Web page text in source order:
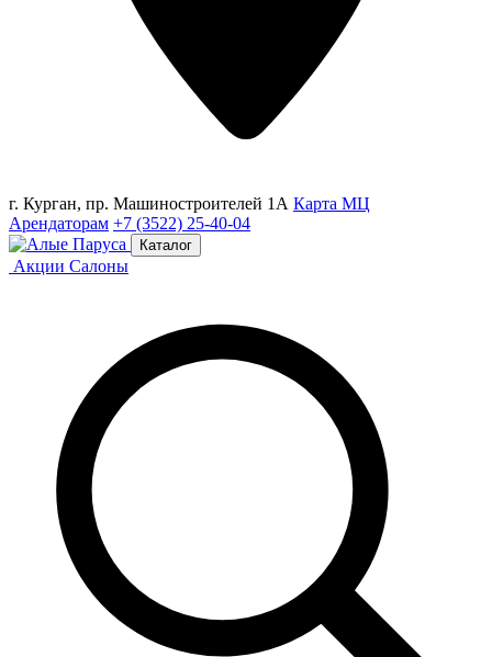
г. Курган, пр. Машиностроителей 1А Карта МЦ
Арендаторам +7 (3522) 25-40-04
Каталог
Акции Салоны